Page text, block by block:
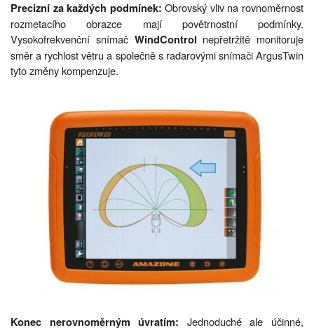
Precizní za každých podmínek: Obrovský vliv na rovnoměrnost
rozmetacího obrazce mají povětrnostní podmínky.
Vysokofrekvenční snímač WindControl nepřetržitě monitoruje
směr a rychlost větru a společně s radarovými snímači ArgusTwin
tyto změny kompenzuje.
Konec nerovnoměrným úvratím: Jednoduché ale účinné,